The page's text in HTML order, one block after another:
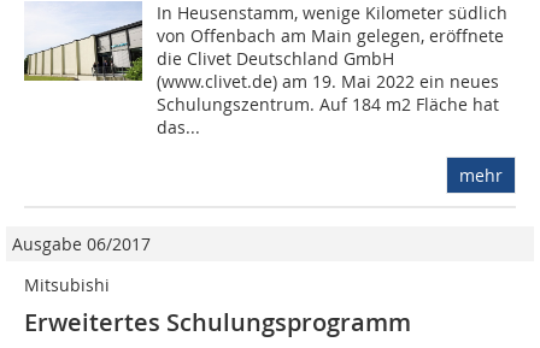
In Heusenstamm, wenige Kilometer südlich
von Offenbach am Main gelegen, eröffnete
die Clivet Deutschland GmbH
(www.clivet.de) am 19. Mai 2022 ein neues
Schulungszentrum. Auf 184 m2 Fläche hat
das...
mehr
Ausgabe 06/2017
Mitsubishi
Erweitertes Schulungsprogramm